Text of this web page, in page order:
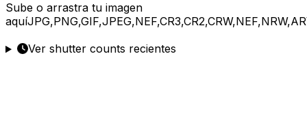
Sube o arrastra tu imagen
aquí
Ver shutter counts recientes